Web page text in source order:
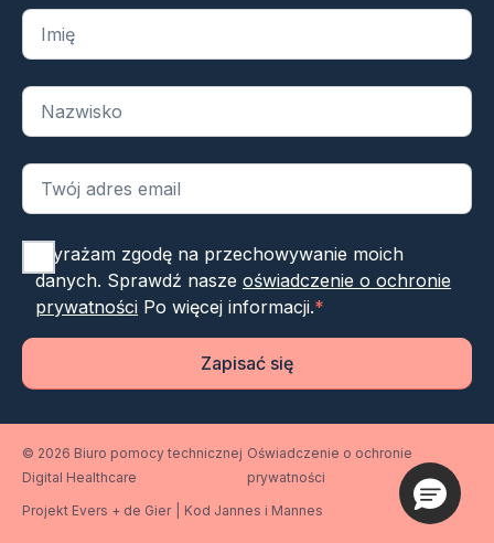
„*” oznacza wymagane pola
Wyrażam zgodę na przechowywanie moich
danych. Sprawdź naszeoświadczenie o ochronie
prywatności Po więcej informacji.*
Zapisać się
© 2026 Biuro pomocy technicznej
Digital Healthcare
Oświadczenie o ochronie
prywatności
Projekt Evers + de Gier
Kod Jannes i Mannes